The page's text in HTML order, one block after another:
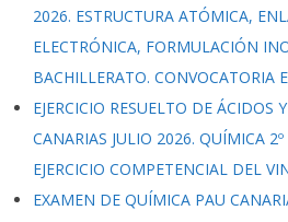
2026. ESTRUCTURA ATÓMICA,
ELECTRÓNICA, FORMULACIÓN
BACHILLERATO. CONVOCATORIA
EJERCICIO RESUELTO DE ÁCIDOS
CANARIAS JULIO 2026. QUÍMICA
EJERCICIO COMPETENCIAL DEL
EXAMEN DE QUÍMICA PAU